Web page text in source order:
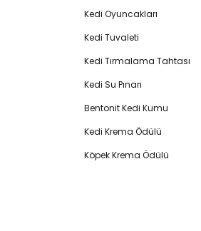
Kedi Oyuncakları
Kedi Tuvaleti
Kedi Tırmalama Tahtası
Kedi Su Pınarı
Bentonit Kedi Kumu
Kedi Krema Ödülü
Köpek Krema Ödülü